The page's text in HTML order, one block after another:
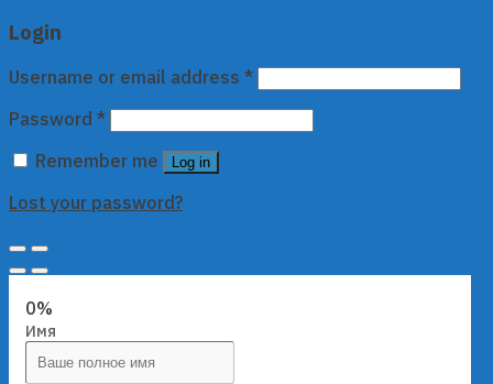
Login
Username or email address *
Password *
Remember me
Log in
Lost your password?
0%
Имя